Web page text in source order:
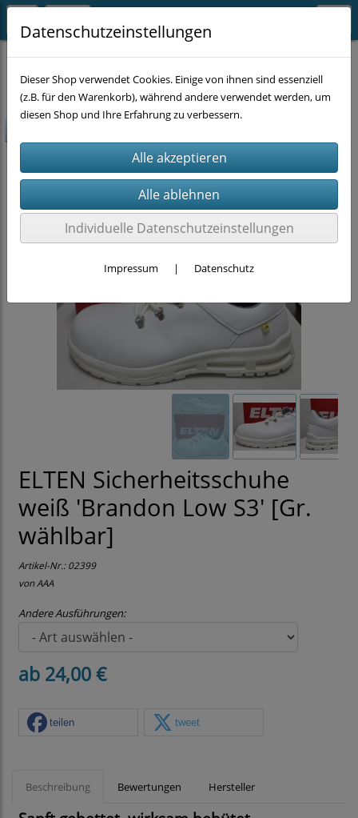
ARBEITSKLEIDUNG Schuhe
ELTEN Sicherheitsschuhe
weiß 'Brandon Low S3' [Gr.
wählbar]
Artikel-Nr.:02399
von AAA
Andere Ausführungen:
ab 24,00 €
teilen tweet
Beschreibung Bewertungen Hersteller
Datenschutzeinstellungen
Dieser Shop verwendet Cookies. Einige von ihnen sind essenziell
(z.B. für den Warenkorb), während andere verwendet werden, um
diesen Shop und Ihre Erfahrung zu verbessern.
Individuelle Datenschutzeinstellungen
Impressum | Datenschutz